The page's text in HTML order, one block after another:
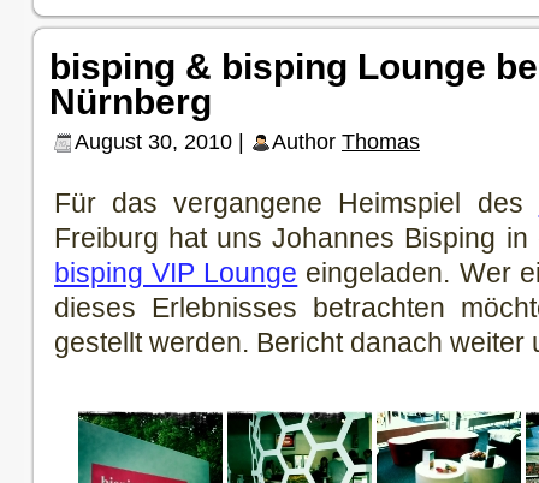
bisping & bisping Lounge
Nürnberg
August 30, 2010 | Author Thomas
Für das vergangene Heimspiel des
Freiburg hat uns Johannes Bisping
bisping VIP Lounge eingeladen. Wer
dieses Erlebnisses betrachten
gestellt werden. Bericht danach weiter